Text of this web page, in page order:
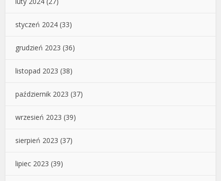
styczeń 2024 (33)
grudzień 2023 (36)
listopad 2023 (38)
październik 2023 (37)
wrzesień 2023 (39)
sierpień 2023 (37)
lipiec 2023 (39)